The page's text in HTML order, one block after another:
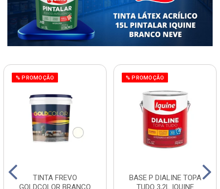
% PROMOÇÃO
TINTA FREVO
GOLDCOLOR BRANCO
% PROMOÇÃO
BASE P DIALINE TOPA
TUDO 3,2L IQUINE